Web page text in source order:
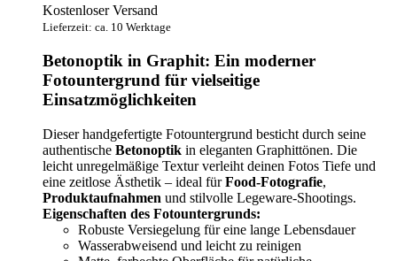
Kostenloser Versand
Lieferzeit: ca. 10 Werktage
Betonoptik in Graphit: Ein moderner
Fotountergrund für vielseitige
Einsatzmöglichkeiten
Dieser handgefertigte Fotountergrund besticht durch seine
authentische Betonoptik in eleganten Graphittönen. Die
leicht unregelmäßige Textur verleiht deinen Fotos Tiefe und
eine zeitlose Ästhetik – ideal fürFood-Fotografie,
Produktaufnahmen und stilvolle Legeware-Shootings.
Eigenschaften des Fotountergrunds:
Robuste Versiegelung für eine lange Lebensdauer
Wasserabweisend und leicht zu reinigen